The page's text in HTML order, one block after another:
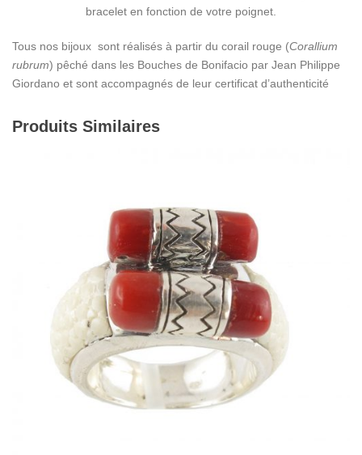
bracelet en fonction de votre poignet.
Tous nos bijoux sont réalisés à partir du corail rouge (Corallium
rubrum) pêché dans les Bouches de Bonifacio par Jean Philippe
Giordano et sont accompagnés de leur certificat d’authenticité
Produits Similaires